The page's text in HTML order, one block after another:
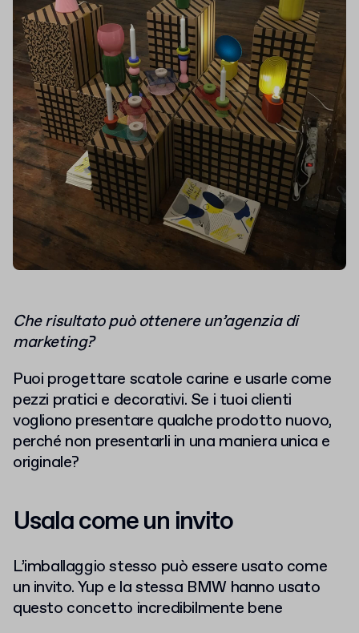
Che risultato può ottenere un’agenzia di
marketing?
Puoi progettare scatole carine e usarle come
pezzi pratici e decorativi. Se i tuoi clienti
vogliono presentare qualche prodotto nuovo,
perché non presentarli in una maniera unica e
originale?
Usala come un invito
L’imballaggio stesso può essere usato come
un invito. Yup e la stessa BMW hanno usato
questo concetto incredibilmente bene